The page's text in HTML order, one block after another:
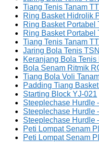
Tiang Tenis Tanam
Ring Basket Hidrolik
Ring Basket Portabel
Ring Basket Portabel
Tiang Tenis Tanam
Jaring Bola Tenis
Keranjang Bola Tenis
Bola Senam Ritmik
Tiang Bola Voli
Padding Tiang
Starting Block YJ-021
Steeplechase Hurdle
Steeplechase Hurdle
Steeplechase Hurdle
Peti Lompat Senam
Peti Lompat Senam